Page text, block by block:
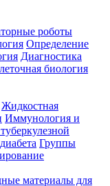
роботы
Определение
Диагностика
биология
Жидкостная
Иммунология и
Группы
материалы для